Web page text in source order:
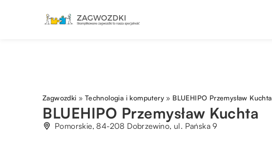
Zagwozdki » Technologia i komputery » BLUEHIPO Przemysław Kuchta
BLUEHIPO Przemysław Kuchta
Pomorskie, 84-208 Dobrzewino, ul. Pańska 9